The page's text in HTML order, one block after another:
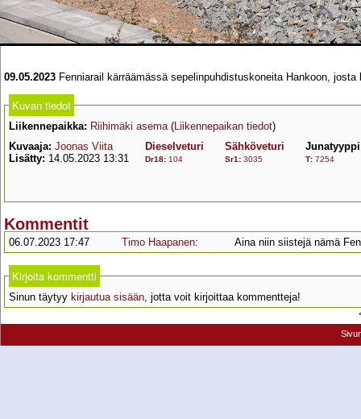
09.05.2023 Fenniarail kärräämässä sepelinpuhdistuskoneita Hankoon,
Kuvan tiedot
Liikennepaikka: Riihimäki asema(Liikennepaikan tiedot)
Kuvaaja: Joonas Viita
Lisätty: 14.05.2023 13:31
Dieselveturi
Dr18: 104
Sähköveturi
Sr1: 3035
Junatyyppi
T: 7254
Kommentit
06.07.2023 17:47 Timo Haapanen: Aina niin siistejä nämä
Kirjoita kommentti
Sinun täytyy kirjautua sisään, jotta voit kirjoittaa kommentteja!